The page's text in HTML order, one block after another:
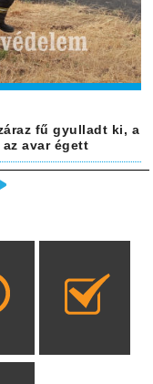
fű gyulladt ki, a
avar égett